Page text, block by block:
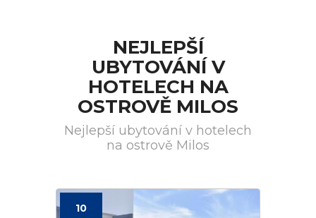
NEJLEPŠÍ
UBYTOVÁNÍ V
HOTELECH NA
OSTROVĚ MILOS
Nejlepší ubytování v hotelech
na ostrově Milos
10